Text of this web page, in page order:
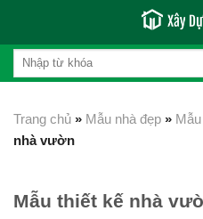
content
Trang chủ » Mẫu nhà đẹp »
nhà vườn
Mẫu thiết kế nhà